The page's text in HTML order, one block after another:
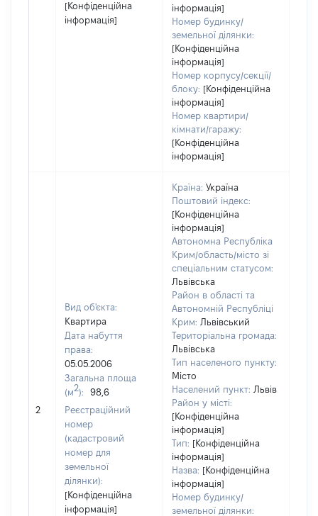
[Конфіденційна
інформація]
інформація]
Номер будинку/
земельної ділянки:
[Конфіденційна
інформація]
Номер корпусу/секції/
блоку: [Конфіденційна
інформація]
Номер квартири/
кімнати/гаражу:
[Конфіденційна
інформація]
2
Вид об'єкта:
Квартира
Дата набуття
права:
05.05.2006
Загальна площа
(м2):
98,6
Реєстраційний
номер
(кадастровий
номер для
земельної
ділянки):
[Конфіденційна
інформація]
Країна: Україна
Поштовий індекс:
[Конфіденційна
інформація]
Автономна Республіка
Крим/область/місто зі
спеціальним статусом:
Львівська
Район в області та
Автономній Республіці
Крим: Львівський
Територіальна громада:
Львівська
Тип населеного пункту:
Місто
Населений пункт: Львів
Район у місті:
[Конфіденційна
інформація]
Тип: [Конфіденційна
інформація]
Назва: [Конфіденційна
інформація]
Номер будинку/
земельної ділянки: